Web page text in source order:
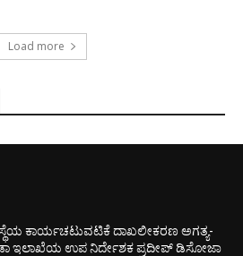
Load more
ಕಾರ್ಯಚಟುವಟಿಕೆ ದಾಖಲೀಕರಣ ಅಗತ್ಯ-
ಇಲಾಖೆಯ ಉಪ ನಿರ್ದೇಶಕ ಪ್ರದೀಪ್ ಡಿಸೋಜಾ